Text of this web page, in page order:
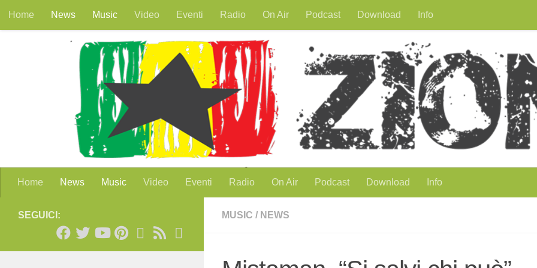
Salta al contenuto
Home News Music Video Eventi Radio On Air Podcast Download Info
Home News Music Video Eventi Radio On Air Podcast Download Info
MUSIC / NEWS
SEGUICI: